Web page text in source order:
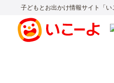
子どもとお出かけ情報サイト「